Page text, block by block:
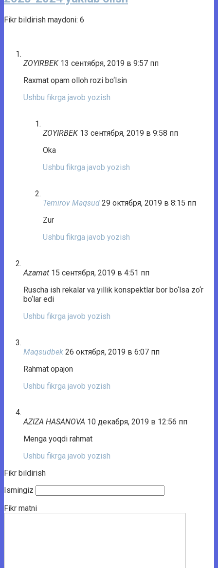
Fikr bildirish maydoni: 6
ZOYIRBEK 13 сентября, 2019 в 9:57 пп
Raxmat opam olloh rozi bo‘lsin
Ushbu fikrga javob yozish
ZOYIRBEK 13 сентября, 2019 в 9:58 пп
Oka
Ushbu fikrga javob yozish
Temirov Maqsud 29 октября, 2019 в 8:15 пп
Zur
Ushbu fikrga javob yozish
Azamat 15 сентября, 2019 в 4:51 пп
Ruscha ish rekalar va yillik konspektlar bor bo‘lsa zo‘r
bo‘lar edi
Ushbu fikrga javob yozish
Maqsudbek 26 октября, 2019 в 6:07 пп
Rahmat opajon
Ushbu fikrga javob yozish
AZIZA HASANOVA 10 декабря, 2019 в 12:56 пп
Menga yoqdi rahmat
Ushbu fikrga javob yozish
Fikr bildirish
Ismingiz
Fikr matni